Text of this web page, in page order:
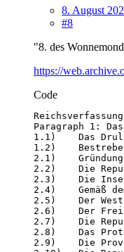
8. August
#8
"8. des
https://
Code